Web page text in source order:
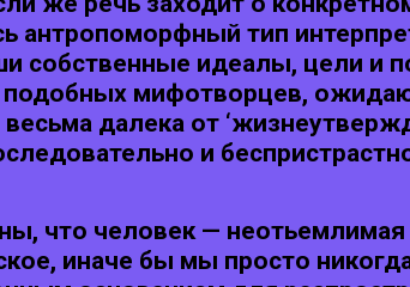
антропоморфный тип
собственные идеалы, цели и
подобных мифотворцев,
далека от
и
что человек — неотьемлимая
иначе бы мы просто